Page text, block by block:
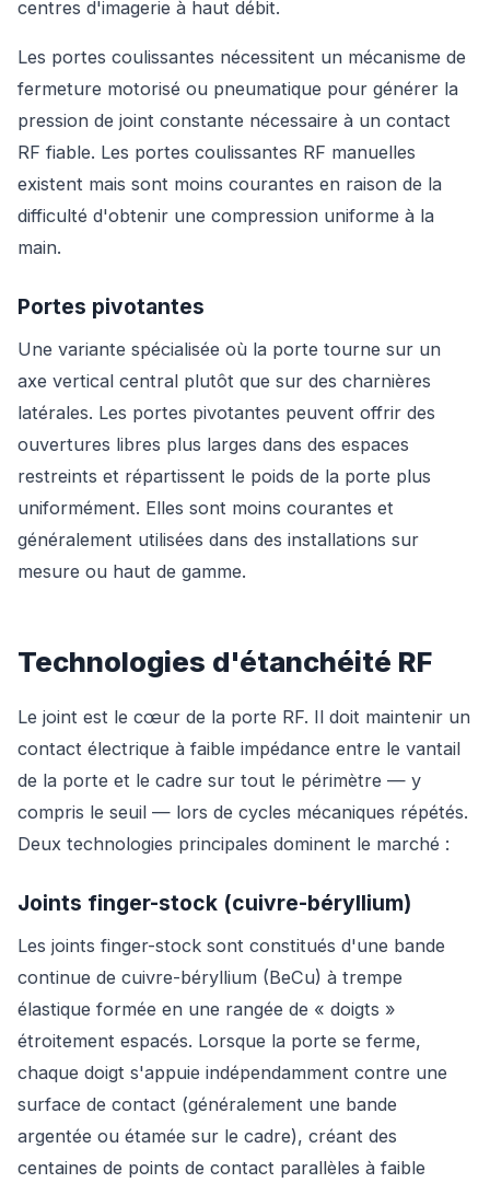
centres d'imagerie à haut débit.
Les portes coulissantes nécessitent un mécanisme de
fermeture motorisé ou pneumatique pour générer la
pression de joint constante nécessaire à un contact
RF fiable. Les portes coulissantes RF manuelles
existent mais sont moins courantes en raison de la
difficulté d'obtenir une compression uniforme à la
main.
Portes pivotantes
Une variante spécialisée où la porte tourne sur un
axe vertical central plutôt que sur des charnières
latérales. Les portes pivotantes peuvent offrir des
ouvertures libres plus larges dans des espaces
restreints et répartissent le poids de la porte plus
uniformément. Elles sont moins courantes et
généralement utilisées dans des installations sur
mesure ou haut de gamme.
Technologies d'étanchéité RF
Le joint est le cœur de la porte RF. Il doit maintenir un
contact électrique à faible impédance entre le vantail
de la porte et le cadre sur tout le périmètre — y
compris le seuil — lors de cycles mécaniques répétés.
Deux technologies principales dominent le marché :
Joints finger-stock (cuivre-béryllium)
Les joints finger-stock sont constitués d'une bande
continue de cuivre-béryllium (BeCu) à trempe
élastique formée en une rangée de « doigts »
étroitement espacés. Lorsque la porte se ferme,
chaque doigt s'appuie indépendamment contre une
surface de contact (généralement une bande
argentée ou étamée sur le cadre), créant des
centaines de points de contact parallèles à faible